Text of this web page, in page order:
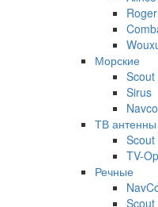
Roger
Морские
Scout
Sirus
ТВ антенны
Scout
TV-
Речные
Scout